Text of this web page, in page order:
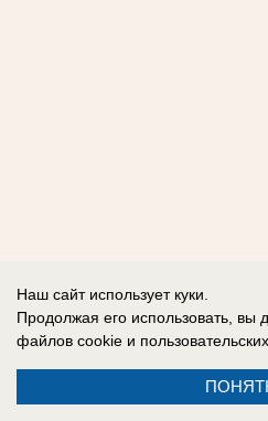
Наш сайт использует куки.
Продолжая его использовать, вы
файлов cookie и